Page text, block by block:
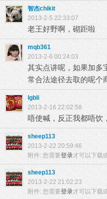
智杰chikit
2013-2-5 22:33:07
老王好野啊，砌距啦
mqb361
2013-2-6 00:24:03
其实点讲呢，如果加多
常合法途径去取的呢个
lgbli
2013-2-16 22:02:58
唔使喊，反正我都唔饮
sheep113
2013-2-22 20:59:46
附件: 您需要登录才可以下载
sheep113
2013-2-22 21:02:23
附件: 您需要登录才可以下载